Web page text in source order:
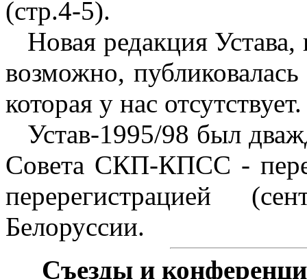
(стр.4-5).
Новая редакция
возможно,
которая у нас отсутствует.
Устав-1995/98 был
Совета СКП-КПСС -
перерегистрацией
Белоруссии.
Съезды и